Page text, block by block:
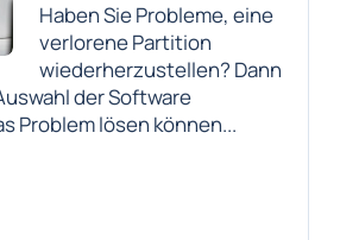
Haben Sie Probleme, eine
verlorene Partition
wiederherzustellen? Dann
der Software
Problem lösen können...